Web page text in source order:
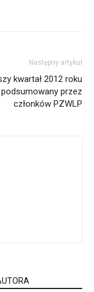
Następny artykuł
kwartał 2012 roku
podsumowany przez
członków PZWLP